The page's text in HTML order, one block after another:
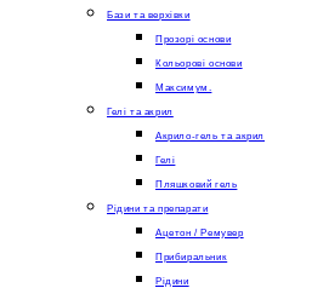
Бази та верхівки
Прозорі основи
Кольорові основи
Максимум.
Гелі та акрил
Акрило-гель та акрил
Гелі
Пляшковий гель
Рідини та препарати
Ацетон / Ремувер
Прибиральник
Рідини